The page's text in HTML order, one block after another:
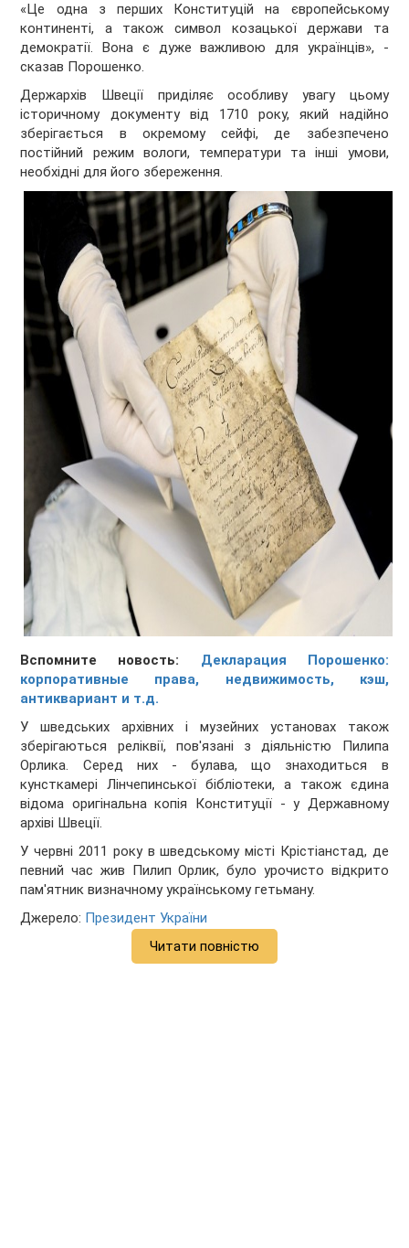
«Це одна з перших Конституцій на європейському
континенті, а також символ козацької держави та
демократії. Вона є дуже важливою для українців», -
сказав Порошенко.
Держархів Швеції приділяє особливу увагу цьому
історичному документу від 1710 року, який надійно
зберігається в окремому сейфі, де забезпечено
постійний режим вологи, температури та інші умови,
необхідні для його збереження.
Вспомните новость: Декларация Порошенко:
корпоративные права, недвижимость, кэш,
антиквариант и т.д.
У шведських архівних і музейних установах також
зберігаються реліквії, пов'язані з діяльністю Пилипа
Орлика. Серед них - булава, що знаходиться в
кунсткамері Лінчепинської бібліотеки, а також єдина
відома оригінальна копія Конституції - у Державному
архіві Швеції.
У червні 2011 року в шведському місті Крістіанстад, де
певний час жив Пилип Орлик, було урочисто відкрито
пам'ятник визначному українському гетьману.
Джерело: Президент України
Читати повністю